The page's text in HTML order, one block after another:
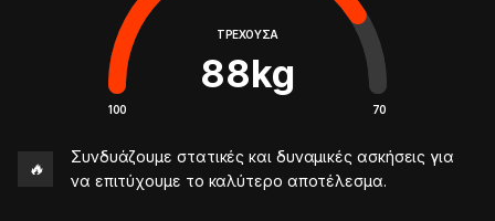
ΤΡΈΧΟΥΣΑ
88kg
100 70
🔥
Συνδυάζουμε στατικές και δυναμικές ασκήσεις για
να επιτύχουμε το καλύτερο αποτέλεσμα.